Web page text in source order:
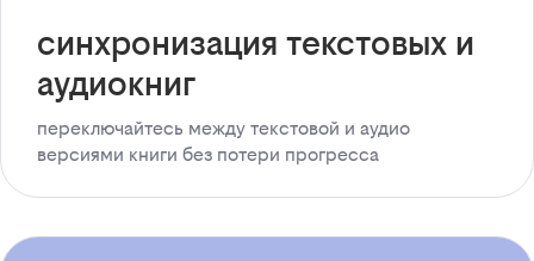
синхронизация текстовых и
аудиокниг
переключайтесь между текстовой и аудио
версиями книги без потери прогресса